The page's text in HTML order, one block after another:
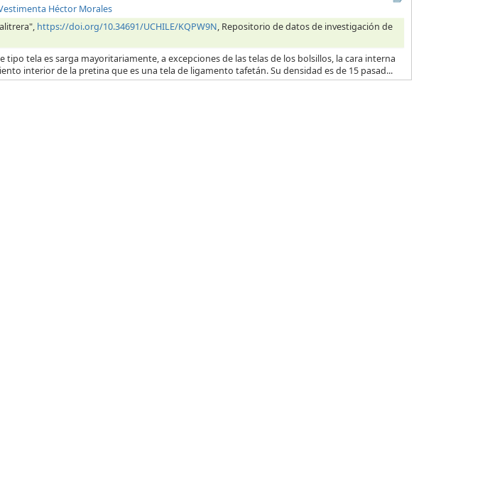
Héctor Morales
https://doi.org/10.34691/UCHILE/KQPW9N, Repositorio de datos de investigación de
tipo tela es sarga mayoritariamente, a excepciones de las telas de los bolsillos, la cara interna
interior de la pretina que es una tela de ligamento tafetán. Su densidad es de 15 pasad...